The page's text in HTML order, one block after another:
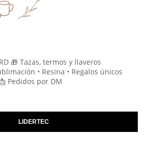
RD 🎁 Tazas, termos y llaveros
• Resina • Regalos únicos
Pedidos por DM
LIDERTEC